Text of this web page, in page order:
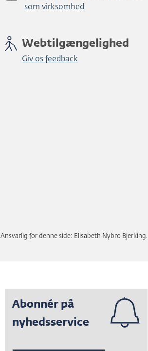
som virksomhed
Webtilgængelighed
Giv os feedback
Ansvarlig for denne side: Elisabeth Nybro Bjerking.
Abonnér på
nyhedsservice